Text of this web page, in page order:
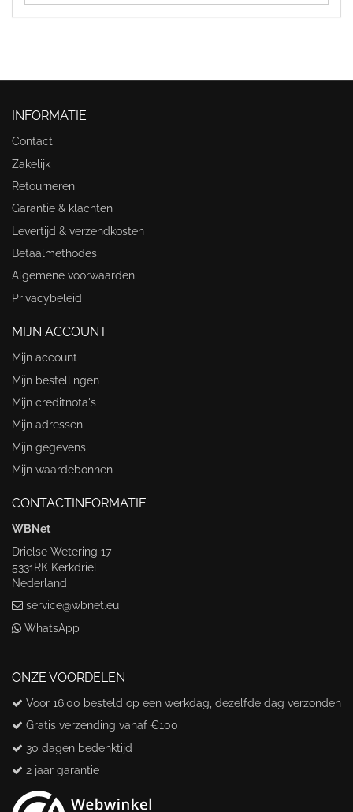
INFORMATIE
Contact
Zakelijk
Retourneren
Garantie & klachten
Levertijd & verzendkosten
Betaalmethodes
Algemene voorwaarden
Privacybeleid
MIJN ACCOUNT
Mijn account
Mijn bestellingen
Mijn creditnota's
Mijn adressen
Mijn gegevens
Mijn waardebonnen
CONTACTINFORMATIE
WBNet
Drielse Wetering 17
5331RK Kerkdriel
Nederland
service@wbnet.eu
WhatsApp
ONZE VOORDELEN
Voor 16:00 besteld op een werkdag, dezelfde dag verzonden
Gratis verzending vanaf €100
30 dagen bedenktijd
2 jaar garantie